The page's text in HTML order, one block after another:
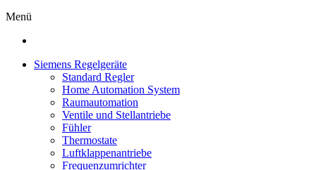
Menü
Siemens Regelgeräte
Standard Regler
Home Automation System
Raumautomation
Ventile und Stellantriebe
Fühler
Thermostate
Luftklappenantriebe
Frequenzumrichter